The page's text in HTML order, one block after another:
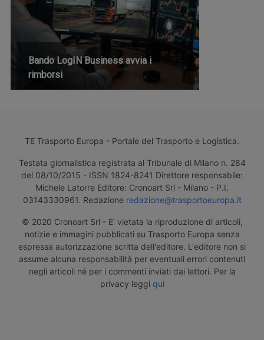
Bando LogIN Business avvia i
rimborsi
TE Trasporto Europa - Portale del Trasporto e Logistica.
Testata giornalistica registrata al Tribunale di Milano n. 284
del 08/10/2015 - ISSN 1824-8241 Direttore responsabile:
Michele Latorre Editore: Cronoart Srl - Milano - P.I.
03143330961. Redazione redazione@trasportoeuropa.it
© 2020 Cronoart Srl - E' vietata la riproduzione di articoli,
notizie e immagini pubblicati su Trasporto Europa senza
espressa autorizzazione scritta dell'editore. L'editore non si
assume alcuna responsabilità per eventuali errori contenuti
negli articoli né per i commenti inviati dai lettori. Per la
privacy leggi qui